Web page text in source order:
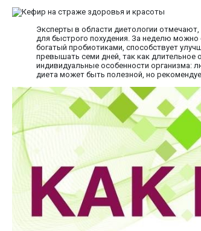
Эксперты в области диетологии
для быстрого похудения. За неделю
богатый пробиотиками, способствует
превышать семи дней, так как длительное
индивидуальные особенности организма:
диета может быть полезной, но